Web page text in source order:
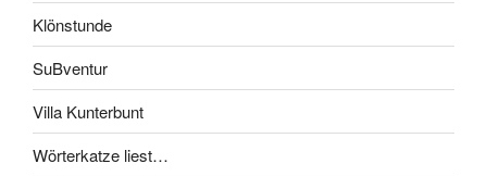
Klönstunde
SuBventur
Villa Kunterbunt
Wörterkatze liest…